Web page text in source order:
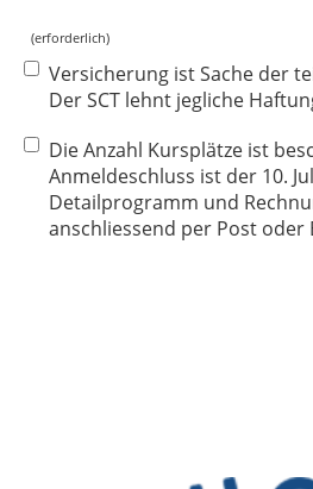
(erforderlich)
Versicherung ist Sache der
Der SCT lehnt jegliche
Die Anzahl Kursplätze ist
Anmeldeschluss ist der 10.
Detailprogramm und
anschliessend per Post oder